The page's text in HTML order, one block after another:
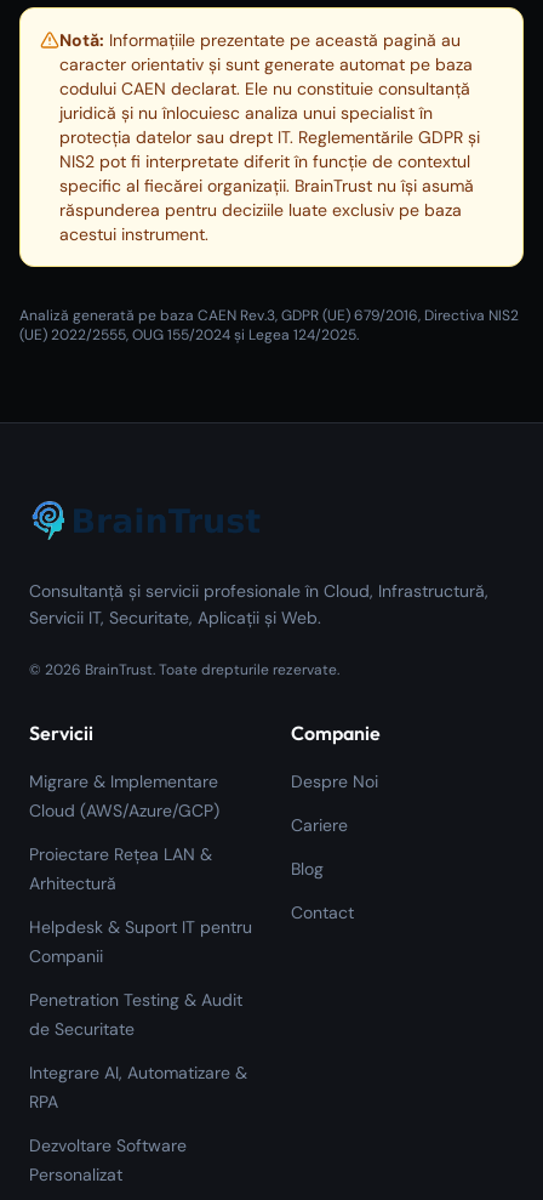
Notă: Informațiile prezentate pe această pagină au
caracter orientativ și sunt generate automat pe baza
codului CAEN declarat. Ele nu constituie consultanță
juridică și nu înlocuiesc analiza unui specialist în
protecția datelor sau drept IT. Reglementările GDPR și
NIS2 pot fi interpretate diferit în funcție de contextul
specific al fiecărei organizații. BrainTrust nu își asumă
răspunderea pentru deciziile luate exclusiv pe baza
acestui instrument.
Analiză generată pe baza CAEN Rev.3, GDPR (UE) 679/2016, Directiva NIS2
(UE) 2022/2555, OUG 155/2024 și Legea 124/2025.
Consultanță și servicii profesionale în Cloud, Infrastructură,
Servicii IT, Securitate, Aplicații și Web.
© 2026 BrainTrust.Toate drepturile rezervate.
Servicii
Migrare & Implementare
Cloud (AWS/Azure/GCP)
Proiectare Rețea LAN &
Arhitectură
Helpdesk & Suport IT pentru
Companii
Penetration Testing & Audit
de Securitate
Integrare AI, Automatizare &
RPA
Dezvoltare Software
Personalizat
Companie
Despre Noi
Cariere
Blog
Contact